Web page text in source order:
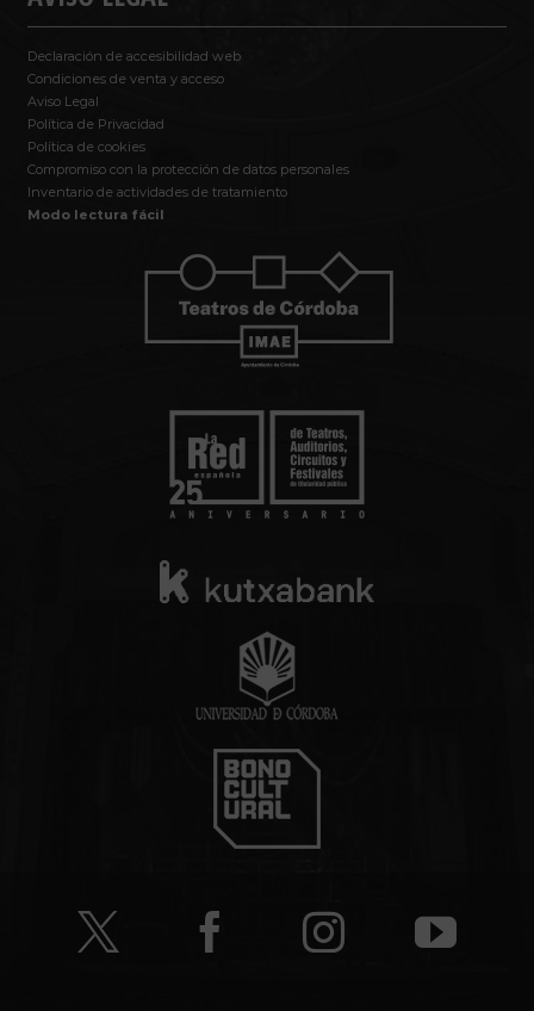
Declaración de accesibilidad web
Condiciones de venta y acceso
Aviso Legal
Política de Privacidad
Política de cookies
Compromiso con la protección de datos personales
Inventario de actividades de tratamiento
Modo lectura fácil